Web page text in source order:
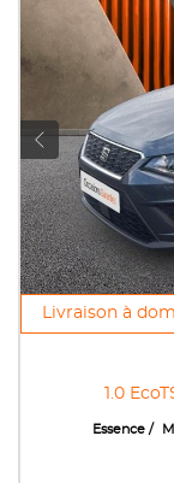
Livraison à
1.0
Essence